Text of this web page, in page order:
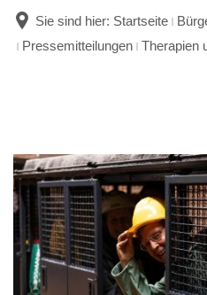
Sie sind hier: Startseite
Pressemitteilungen Therapien